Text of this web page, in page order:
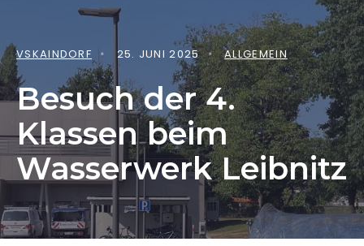
VSKAINDORF • 25. JUNI 2025 • ALLGEMEIN
Besuch der 4.
Klassen beim
Wasserwerk Leibnitz